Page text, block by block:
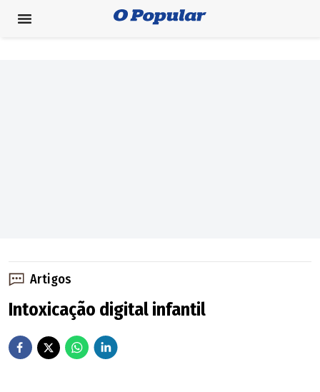
Artigos
Intoxicação digital infantil